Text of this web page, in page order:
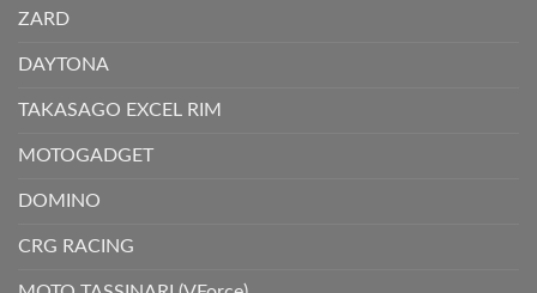
ZARD
DAYTONA
TAKASAGO EXCEL RIM
MOTOGADGET
DOMINO
CRG RACING